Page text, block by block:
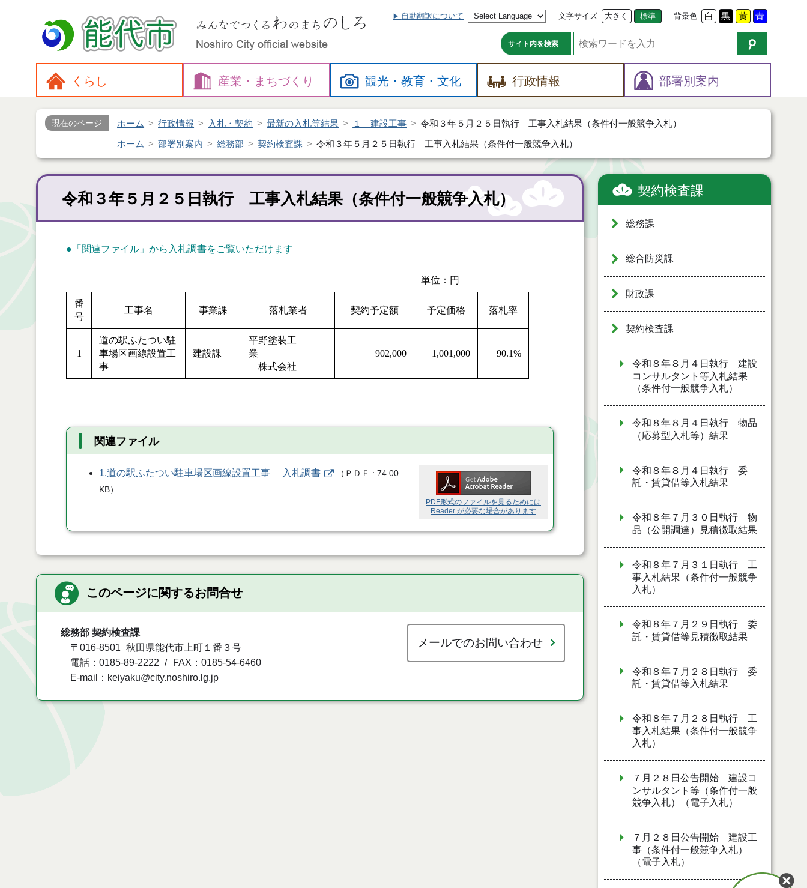
自動翻訳について 文字サイズ 大きく 標準 背景色 白 黒 黄 青
サイト内を検索
くらし 産業・ まちづくり 観光・教育・文化 行政情報 部署別案内
現在のページ ホーム 行政情報 入札・契約 最新の入札等結果 １ 建設工事 令和３年５月２５日執行 工事入札結果（条件付一般競争入札）
ホーム 部署別案内 総務部 契約検査課 令和３年５月２５日執行 工事入札結果（条件付一般競争入札）
令和３年５月２５日執行 工事入札結果（条件付一般競争入札）
●「関連ファイル」から入札調書をご覧いただけます
単位：円
番
号
工事名 事業課 落札業者 契約予定額 予定価格 落札率
1
道の駅ふたつい駐
車場区画線設置工
事
建設課
平野塗装工
業
株式会社
902,000 1,001,000 90.1%
関連ファイル
PDF形式のファイルを見るためには
Reader が必要な場合があります
1.道の駅ふたつい駐車場区画線設置工事 入札調書 （ ＰＤＦ
74.00
KB）
このページに関するお問合せ
総務部 契約検査課
〒016-8501 秋田県能代市上町１番３号
電話：0185-89-2222
FAX：0185-54-6460
E-mail：keiyaku@city.noshiro.lg.jp
メールでのお問い合わせ
契約検査課
総務課
総合防災課
財政課
契約検査課
令和８年８月４日執行 建設
コンサルタント等入札結果
（条件付一般競争入札）
令和８年８月４日執行 物品
（応募型入札等）結果
令和８年８月４日執行 委
託・賃貸借等入札結果
令和８年７月３０日執行 物
品（公開調達）見積徴取結果
令和８年７月３１日執行 工
事入札結果（条件付一般競争
入札）
令和８年７月２９日執行 委
託・賃貸借等見積徴取結果
令和８年７月２８日執行 委
託・賃貸借等入札結果
令和８年７月２８日執行 工
事入札結果（条件付一般競争
入札）
７月２８日公告開始 建設コ
ンサルタント等（条件付一般
競争入札）（電子入札）
７月２８日公告開始 建設工
事（条件付一般競争入札）
（電子入札）